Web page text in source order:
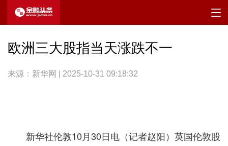
欧洲三大股指当天涨跌不一
来源：新华网 | 2025-10-31 09:18:32
新华社伦敦10月30日电（记者赵阳）英国伦敦股